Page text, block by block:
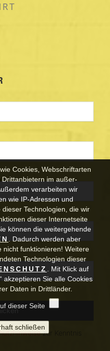
Cookies, Webschriftarten
im außer-
verarbeiten wir
wie IP-Adressen und
Technologien, die wir
dieser Internetseite
können die weitergehende
Dadurch werden aber
nicht funktionieren! Weitere
Technologien dieser
. Mit Klick auf
akzeptieren Sie alle Cookies
Daten in Drittländer.
dieser Seite